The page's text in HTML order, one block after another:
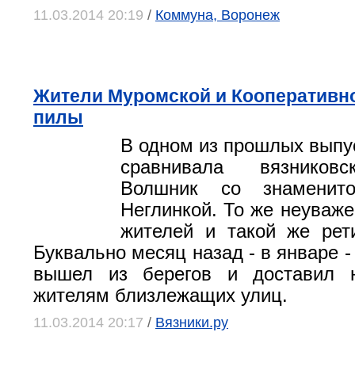
11.03.2014 20:19 / Коммуна, Воронеж
Жители Муромской и
пилы
В одном из прошлых
сравнивала
Волшник со
Неглинкой. То же
жителей и такой же
Буквально месяц назад - в январе
вышел из берегов и доставил
жителям близлежащих улиц.
11.03.2014 20:17 / Вязники.ру